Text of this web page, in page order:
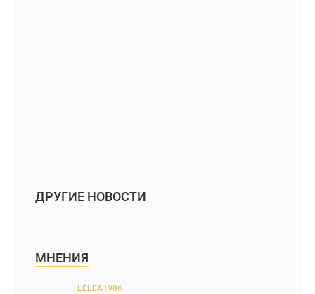
ДРУГИЕ НОВОСТИ
МНЕНИЯ
LELEA1986